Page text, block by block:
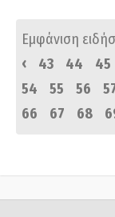
Εμφάνιση
‹
43 44 45
54
55 56
66
67 68